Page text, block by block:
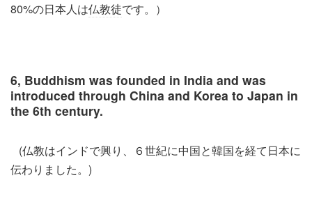
80%の日本人は仏教徒です。）
6, Buddhism was founded in India and was
introduced through China and Korea to Japan in
the 6th century.
(仏教はインドで興り、６世紀に中国と韓国を経て日本に
伝わりました。)